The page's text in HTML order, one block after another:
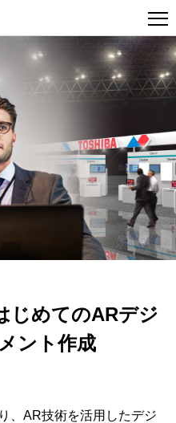
じめてのARデジ
ント作成
、AR技術を活用したデジ